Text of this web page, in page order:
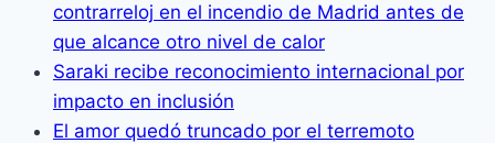
contrarreloj en el incendio de Madrid antes de
que alcance otro nivel de calor
Saraki recibe reconocimiento internacional por
impacto en inclusión
El amor quedó truncado por el terremoto